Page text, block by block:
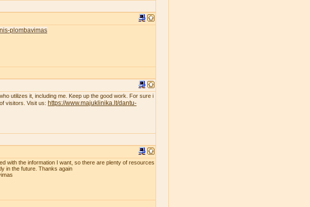
plombavimas
utilizes it, including me. Keep up the good work. For sure i
visitors. Visit us: https://www.majuklinika.lt/dantu-
with the information I want, so there are plenty of resources
in the future. Thanks again